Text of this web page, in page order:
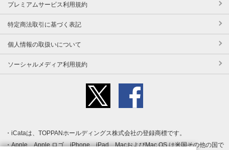
プレミアムサービス利用規約
特定商法取引に基づく表記
個人情報の取扱いについて
ソーシャルメディア利用規約
iCataは、TOPPANホールディングス株式会社の登録商標です。
Apple、Apple ロゴ、iPhone、iPad、MacおよびMac OS は米国その他の国で